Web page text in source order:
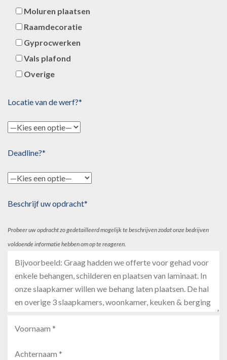
Moluren plaatsen
Raamdecoratie
Gyprocwerken
Vals plafond
Overige
Locatie van de werf?*
Deadline?*
Beschrijf uw opdracht*
Probeer uw opdracht zo gedetailleerd mogelijk te beschrijven zodat onze bedrijven
voldoende informatie hebben om op te reageren.